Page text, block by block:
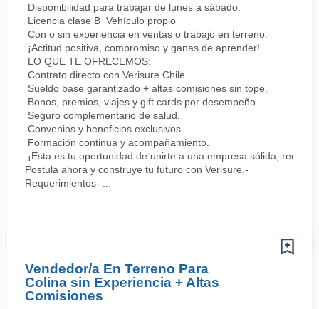
Disponibilidad para trabajar de lunes a sábado.
Licencia clase B Vehículo propio
Con o sin experiencia en ventas o trabajo en terreno.
¡Actitud positiva, compromiso y ganas de aprender!
LO QUE TE OFRECEMOS:
Contrato directo con Verisure Chile.
Sueldo base garantizado + altas comisiones sin tope.
Bonos, premios, viajes y gift cards por desempeño.
Seguro complementario de salud.
Convenios y beneficios exclusivos.
Formación continua y acompañamiento.
¡Esta es tu oportunidad de unirte a una empresa sólida,
Postula ahora y construye tu futuro con Verisure.-
Requerimientos- ...
Vendedor/a En Terreno Para
Colina sin Experiencia + Altas
Comisiones